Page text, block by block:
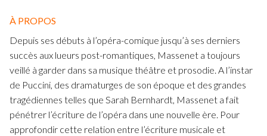
À PROPOS
Depuis ses débuts à l’opéra-comique jusqu’à ses derniers
succès aux lueurs post-romantiques, Massenet a toujours
veillé à garder dans sa musique théâtre et prosodie. A l’instar
de Puccini, des dramaturges de son époque et des grandes
tragédiennes telles que Sarah Bernhardt, Massenet a fait
pénétrer l’écriture de l’opéra dans une nouvelle ère. Pour
approfondir cette relation entre l’écriture musicale et